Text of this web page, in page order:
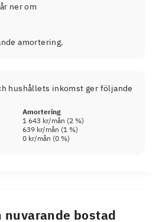
ner om
amortering.
hushållets inkomst ger följande
Amortering
1 643 kr/mån (2 %)
639 kr/mån (1 %)
0 kr/mån (0 %)
bostad